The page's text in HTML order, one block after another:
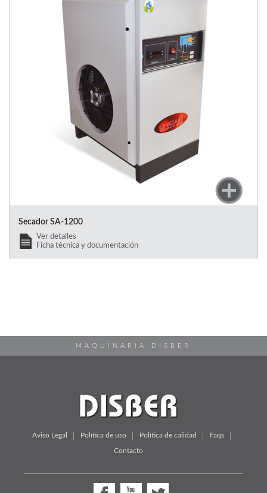
Secador SA-1200
Ver detalles
Ficha técnica y documentación
MAQUINARIA DISBER
Aviso Legal Política de uso Política de calidad Faqs
Contacto